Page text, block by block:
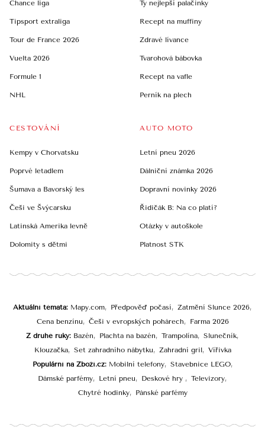
Chance liga
Tipsport extraliga
Tour de France 2026
Vuelta 2026
Formule 1
NHL
Ty nejlepší palačinky
Recept na muffiny
Zdravé lívance
Tvarohová bábovka
Recept na vafle
Perník na plech
CESTOVÁNÍ
Kempy v Chorvatsku
Poprvé letadlem
Šumava a Bavorský les
Češi ve Švýcarsku
Latinská Amerika levně
Dolomity s dětmi
AUTO MOTO
Letní pneu 2026
Dálniční známka 2026
Dopravní novinky 2026
Řidičák B: Na co platí?
Otázky v autoškole
Platnost STK
Aktuální témata Mapy.com Předpověď počasí
Zatmění Slunce 2026
Cena benzínu
Češi v evropských pohárech
Farma 2026
Z druhé ruky Bazén Plachta na bazén Trampolína
Slunečník
Klouzačka
Set zahradního nábytku Zahradní gril
Vířivka
Populární na Zboží.cz
Mobilní telefony
Stavebnice LEGO
Dámské parfémy
Letní pneu Deskové hry
Televizory
Chytré hodinky
Pánské parfémy